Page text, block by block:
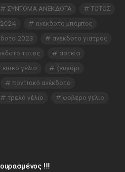
ΣΥΝΤΟΜΑ ΑΝΕΚΔΟΤΑ
ΤΟΤΟΣ
ανέκδοτο μπόμπος
2023
ανεκδοτο γιατρός
τοτος
αστεία
επικό γέλιο
ζευγάρι
ποντιακό ανέκδοτο
τρελό γέλιο
φοβερο γελιο
!!!